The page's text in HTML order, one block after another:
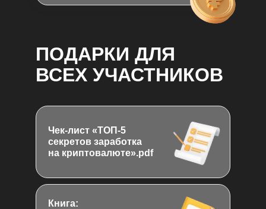
Чек-лист «ТОП-5
секретов заработка
на криптовалюте».pdf
Книга:
ПОДАРКИ ДЛЯ
ВСЕХ УЧАСТНИКОВ